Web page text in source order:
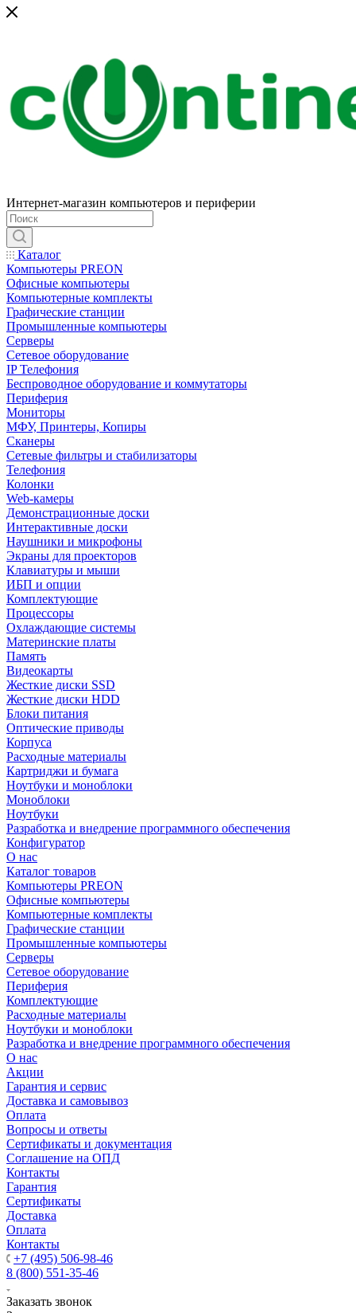
Интернет-магазин компьютеров и периферии
Каталог
Компьютеры PREON
Офисные компьютеры
Компьютерные комплекты
Графические станции
Промышленные компьютеры
Серверы
Сетевое оборудование
IP Телефония
Беспроводное оборудование и коммутаторы
Периферия
Мониторы
МФУ, Принтеры, Копиры
Сканеры
Сетевые фильтры и стабилизаторы
Телефония
Колонки
Web-камеры
Демонстрационные доски
Интерактивные доски
Наушники и микрофоны
Экраны для проекторов
Клавиатуры и мыши
ИБП и опции
Комплектующие
Процессоры
Охлаждающие системы
Материнские платы
Память
Видеокарты
Жесткие диски SSD
Жесткие диски HDD
Блоки питания
Оптические приводы
Корпуса
Расходные материалы
Картриджи и бумага
Ноутбуки и моноблоки
Моноблоки
Ноутбуки
Разработка и внедрение программного обеспечения
Конфигуратор
О нас
Каталог товаров
Компьютеры PREON
Офисные компьютеры
Компьютерные комплекты
Графические станции
Промышленные компьютеры
Серверы
Сетевое оборудование
Периферия
Комплектующие
Расходные материалы
Ноутбуки и моноблоки
Разработка и внедрение программного обеспечения
О нас
Акции
Гарантия и сервис
Доставка и самовывоз
Оплата
Вопросы и ответы
Сертификаты и документация
Соглашение на ОПД
Контакты
Гарантия
Сертификаты
Доставка
Оплата
Контакты
+7 (495) 506-98-46
8 (800) 551-35-46
Заказать звонок